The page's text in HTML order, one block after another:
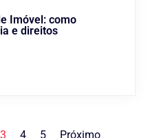
Imóvel: como
e direitos
3 4 5 Próximo